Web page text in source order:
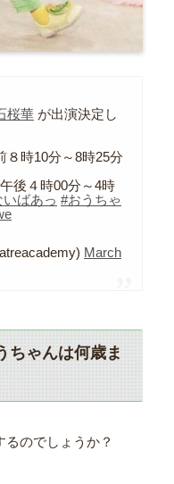
桜華 が出演決定し
８時10分～8時25分
後４時00分～4時
ばあっ #おうちゃ
March
ちゃんは何歳ま
のでしょうか？